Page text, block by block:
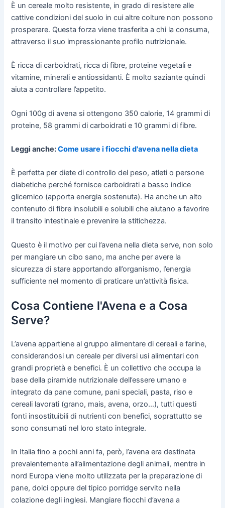
È un cereale molto resistente, in grado di resistere alle
cattive condizioni del suolo in cui altre colture non possono
prosperare. Questa forza viene trasferita a chi la consuma,
attraverso il suo impressionante profilo nutrizionale.
È ricca di carboidrati, ricca di fibre, proteine vegetali e
vitamine, minerali e antiossidanti. È molto saziante quindi
aiuta a controllare l’appetito.
Ogni 100g di avena si ottengono 350 calorie, 14 grammi di
proteine, 58 grammi di carboidrati e 10 grammi di fibre.
Leggi anche:Come usare i fiocchi d'avena nella dieta
È perfetta per diete di controllo del peso, atleti o persone
diabetiche perché fornisce carboidrati a basso indice
glicemico (apporta energia sostenuta). Ha anche un alto
contenuto di fibre insolubili e solubili che aiutano a favorire
il transito intestinale e prevenire la stitichezza.
Questo è il motivo per cui l’avena nella dieta serve, non solo
per mangiare un cibo sano, ma anche per avere la
sicurezza di stare apportando all’organismo, l’energia
sufficiente nel momento di praticare un’attività fisica.
Cosa Contiene l'Avena e a Cosa
Serve?
L’avena appartiene al gruppo alimentare di cereali e farine,
considerandosi un cereale per diversi usi alimentari con
grandi proprietà e benefici. È un collettivo che occupa la
base della piramide nutrizionale dell’essere umano e
integrato da pane comune, pani speciali, pasta, riso e
cereali lavorati (grano, mais, avena, orzo…), tutti questi
fonti insostituibili di nutrienti con benefici, soprattutto se
sono consumati nel loro stato integrale.
In Italia fino a pochi anni fa, però, l’avena era destinata
prevalentemente all’alimentazione degli animali, mentre in
nord Europa viene molto utilizzata per la preparazione di
pane, dolci oppure del tipico porridge servito nella
colazione degli inglesi. Mangiare fiocchi d’avena a